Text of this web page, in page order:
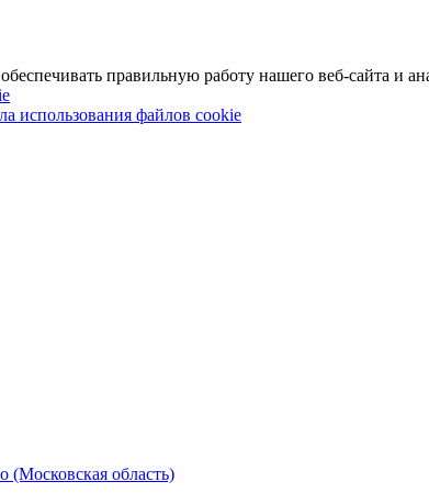
правильную работу нашего веб-сайта и
использования файлов cookie
область)